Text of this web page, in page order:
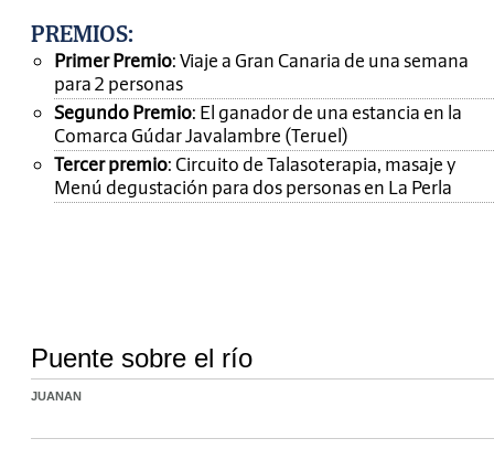
PREMIOS:
Primer Premio: Viaje a Gran Canaria de una semana
para 2 personas
Segundo Premio: El ganador de una estancia en la
Comarca Gúdar Javalambre (Teruel)
Tercer premio: Circuito de Talasoterapia, masaje y
Menú degustación para dos personas en La Perla
Puente sobre el río
JUANAN